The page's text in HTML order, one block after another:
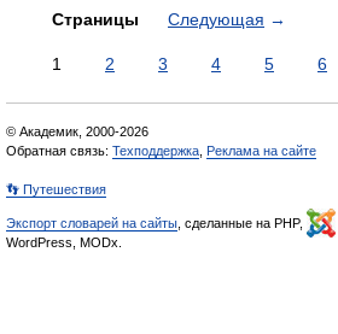
Страницы Следующая →
1 2 3 4 5 6
© Академик, 2000-2026
Обратная связь: Техподдержка Реклама на сайте
👣 Путешествия
Экспорт словарей на сайты , сделанные на PHP,
WordPress, MODx.